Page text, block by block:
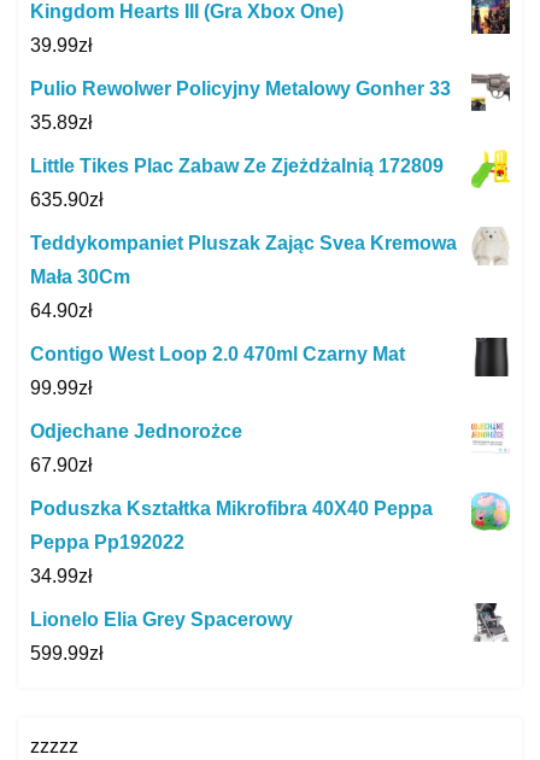
Kingdom Hearts III (Gra Xbox One)
39.99zł
Pulio Rewolwer Policyjny Metalowy Gonher 33
35.89zł
Little Tikes Plac Zabaw Ze Zjeżdżalnią 172809
635.90zł
Teddykompaniet Pluszak Zając Svea Kremowa
Mała 30Cm
64.90zł
Contigo West Loop 2.0 470ml Czarny Mat
99.99zł
Odjechane Jednorożce
67.90zł
Poduszka Kształtka Mikrofibra 40X40 Peppa
Peppa Pp192022
34.99zł
Lionelo Elia Grey Spacerowy
599.99zł
zzzzz